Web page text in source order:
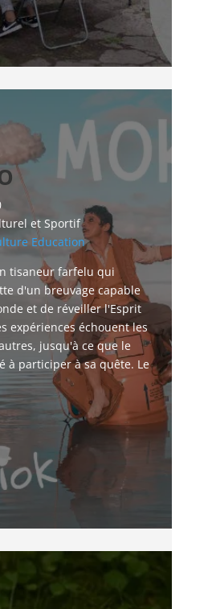
et Sportif
Education
tisaneur farfelu qui
d'un breuvage capable
et de réveiller l'Esprit
expériences échouent les
jusqu'à ce que le
à participer à sa quête. Le